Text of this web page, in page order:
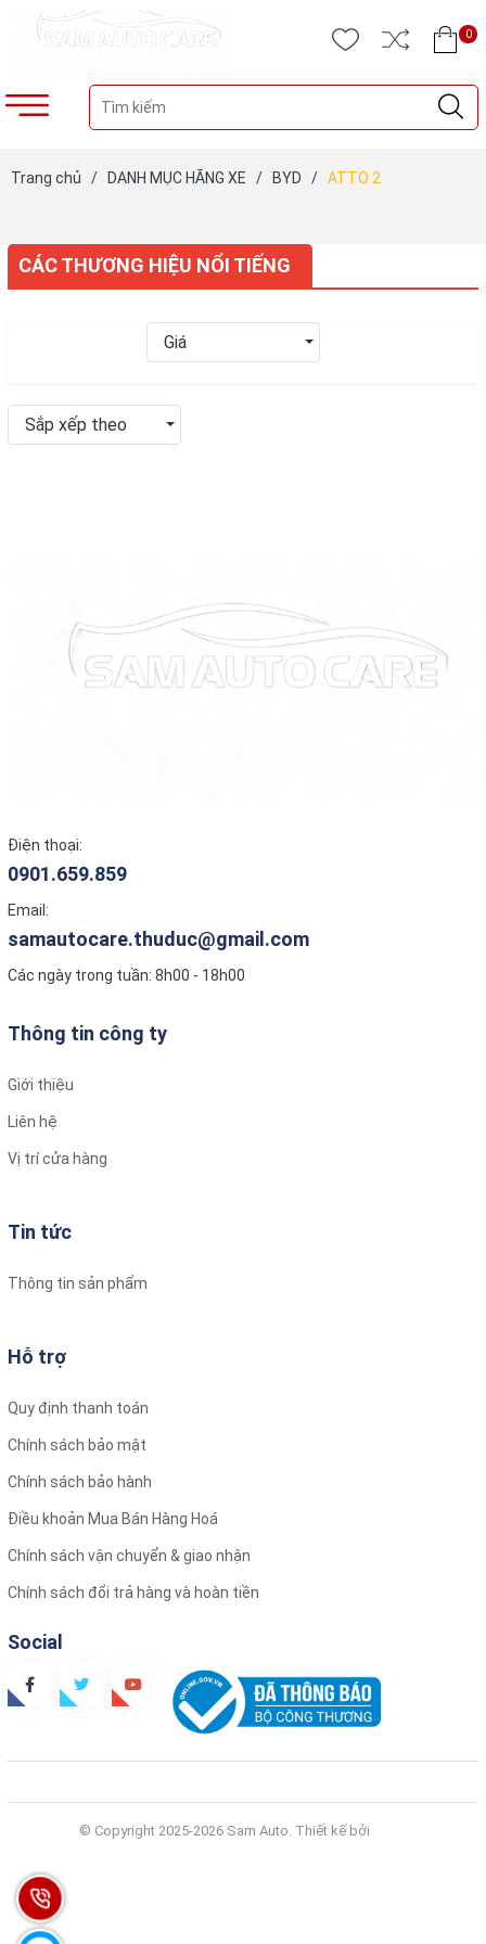
0
Trang chủ / DANH MỤC HÃNG XE / BYD / ATTO 2
CÁC THƯƠNG HIỆU NỔI TIẾNG
Giá
Sắp xếp theo
Điện thoại:
0901.659.859
Email:
samautocare.thuduc@gmail.com
Các ngày trong tuần: 8h00 - 18h00
Thông tin công ty
Giới thiệu
Liên hệ
Vị trí cửa hàng
Tin tức
Thông tin sản phẩm
Hỗ trợ
Quy định thanh toán
Chính sách bảo mật
Chính sách bảo hành
Điều khoản Mua Bán Hàng Hoá
Chính sách vận chuyển & giao nhận
Chính sách đổi trả hàng và hoàn tiền
Social
© Copyright 2025-2026 Sam Auto. Thiết kế bởi